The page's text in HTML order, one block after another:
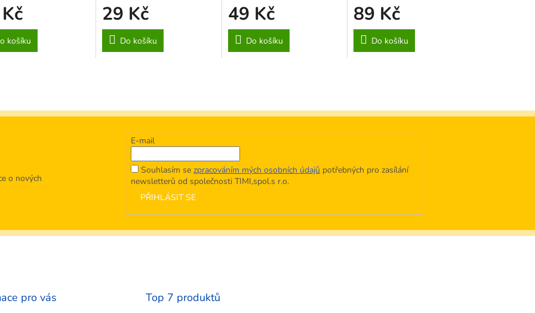
košíku
produktu
je
5,0
29 Kč
Do košíku
produktu
4,4
49 Kč
Do košíku
produktu
je
4,3
89 Kč
Do košíku
o nových
E-mail
Souhlasím sezpracováním mých osobních údajů potřebných pro zasílání
newsletterů od společnosti TIMI,spol.s r.o.
PŘIHLÁSIT SE
pro vás Top 7 produktů